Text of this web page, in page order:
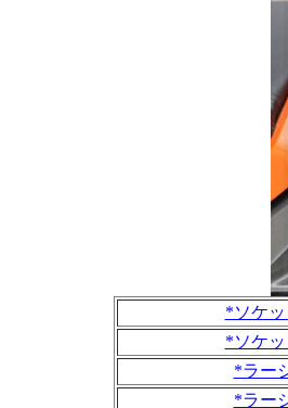
*ソケ
*ソケ
*ラー
*ラー